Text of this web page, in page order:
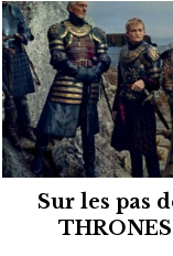
Sur les pas